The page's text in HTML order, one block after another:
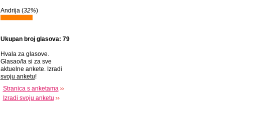
Andrija (32%)
Ukupan broj glasova: 79
Hvala za glasove.
Glasao/la si za sve
aktuelne ankete. Izradi
svoju anketu!
Stranica s anketama
Izradi svoju anketu